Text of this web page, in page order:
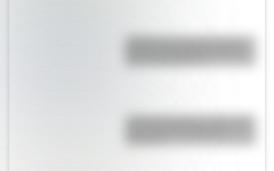
¿Sabías que Argentina tuvo la
¿Sabías que Buenos Aires tiene